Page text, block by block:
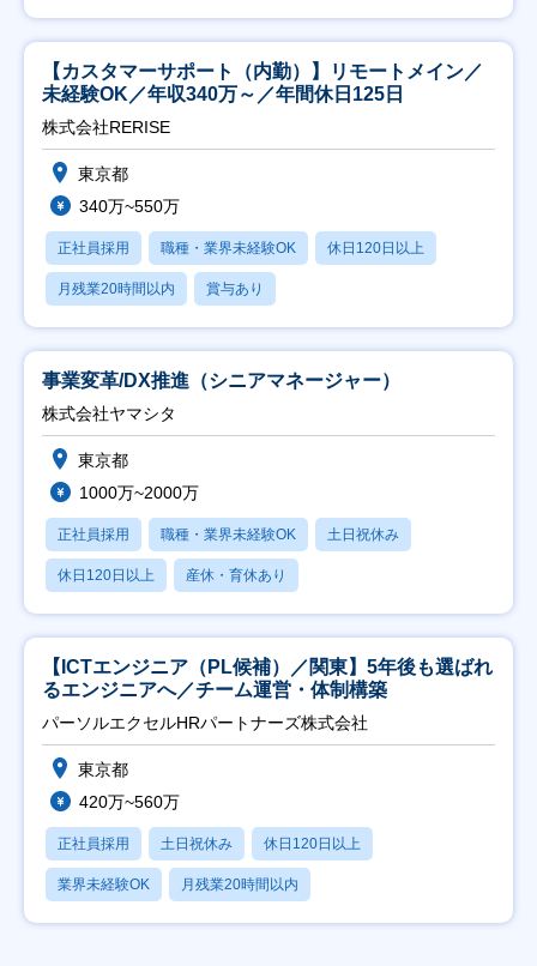
【カスタマーサポート（内勤）】リモートメイン／
未経験OK／年収340万～／年間休日125日
株式会社RERISE
東京都
340万~550万
正社員採用 職種・業界未経験OK 休日120日以上
月残業20時間以内 賞与あり
事業変革/DX推進（シニアマネージャー）
株式会社ヤマシタ
東京都
1000万~2000万
正社員採用 職種・業界未経験OK 土日祝休み
休日120日以上 産休・育休あり
【ICTエンジニア（PL候補）／関東】5年後も選ばれ
るエンジニアへ／チーム運営・体制構築
パーソルエクセルHRパートナーズ株式会社
東京都
420万~560万
正社員採用 土日祝休み 休日120日以上
業界未経験OK 月残業20時間以内